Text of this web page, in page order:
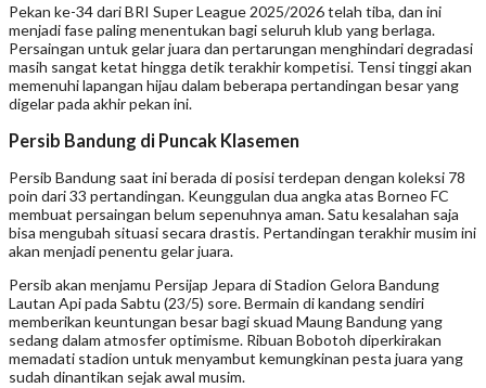
Pekan ke-34 dari BRI Super League 2025/2026 telah tiba, dan ini
menjadi fase paling menentukan bagi seluruh klub yang berlaga.
Persaingan untuk gelar juara dan pertarungan menghindari degradasi
masih sangat ketat hingga detik terakhir kompetisi. Tensi tinggi akan
memenuhi lapangan hijau dalam beberapa pertandingan besar yang
digelar pada akhir pekan ini.
Persib Bandung di Puncak Klasemen
Persib Bandung saat ini berada di posisi terdepan dengan koleksi 78
poin dari 33 pertandingan. Keunggulan dua angka atas Borneo FC
membuat persaingan belum sepenuhnya aman. Satu kesalahan saja
bisa mengubah situasi secara drastis. Pertandingan terakhir musim ini
akan menjadi penentu gelar juara.
Persib akan menjamu Persijap Jepara di Stadion Gelora Bandung
Lautan Api pada Sabtu (23/5) sore. Bermain di kandang sendiri
memberikan keuntungan besar bagi skuad Maung Bandung yang
sedang dalam atmosfer optimisme. Ribuan Bobotoh diperkirakan
memadati stadion untuk menyambut kemungkinan pesta juara yang
sudah dinantikan sejak awal musim.